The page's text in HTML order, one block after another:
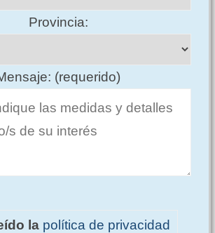
Provincia:
(requerido)
la política de privacidad